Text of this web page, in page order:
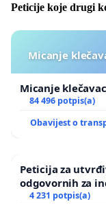
Peticije koje drugi
Micanje
Micanje
84 496 potpis(a)
Obavijest o
Peticija za
odgovornih za
Zagreba
4 231 potpis(a)